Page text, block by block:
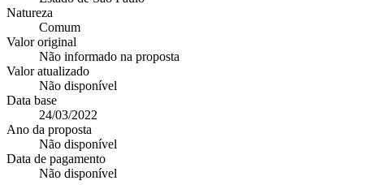
Natureza
Comum
Valor original
Não informado na proposta
Valor atualizado
Não disponível
Data base
24/03/2022
Ano da proposta
Não disponível
Data de pagamento
Não disponível